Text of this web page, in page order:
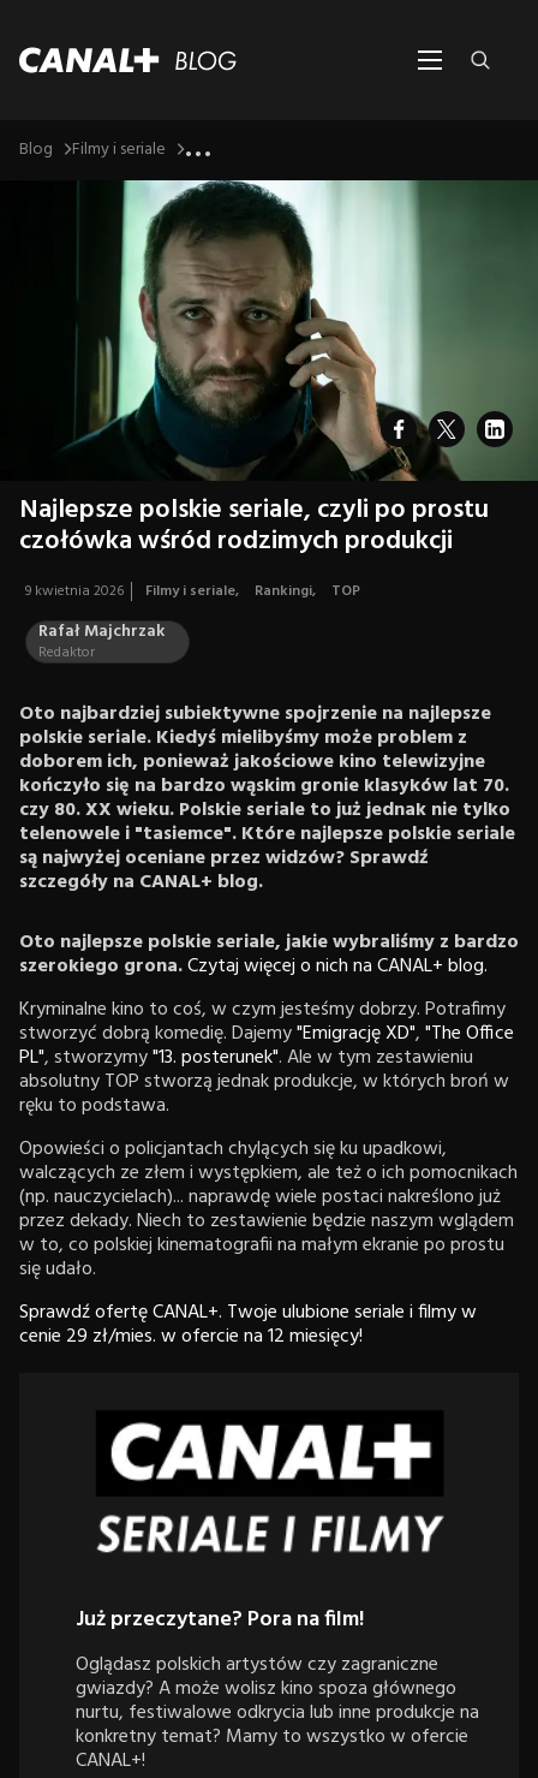
Blog Filmy i seriale ...
Najlepsze polskie seriale, czyli po prostu
czołówka wśród rodzimych produkcji
9 kwietnia 2026 Filmy i seriale, Rankingi, TOP
Rafał Majchrzak
Redaktor
Oto najbardziej subiektywne spojrzenie na najlepsze
polskie seriale. Kiedyś mielibyśmy może problem z
doborem ich, ponieważ jakościowe kino telewizyjne
kończyło się na bardzo wąskim gronie klasyków lat 70.
czy 80. XX wieku. Polskie seriale to już jednak nie tylko
telenowele i "tasiemce". Które najlepsze polskie seriale
są najwyżej oceniane przez widzów? Sprawdź
szczegóły na CANAL+ blog.
Oto najlepsze polskie seriale, jakie wybraliśmy z bardzo
szerokiego grona.Czytaj więcej o nich na CANAL+ blog.
Kryminalne kino to coś, w czym jesteśmy dobrzy. Potrafimy
stworzyć dobrą komedię. Dajemy"Emigrację XD","The Office
PL", stworzymy"13. posterunek". Ale w tym zestawieniu
absolutny TOP stworzą jednak produkcje, w których broń w
ręku to podstawa.
Opowieści o policjantach chylących się ku upadkowi,
walczących ze złem i występkiem, ale też o ich pomocnikach
(np. nauczycielach)... naprawdę wiele postaci nakreślono już
przez dekady. Niech to zestawienie będzie naszym wglądem
w to, co polskiej kinematografii na małym ekranie po prostu
się udało.
Sprawdź ofertę CANAL+. Twoje ulubione seriale i filmy w
cenie 29 zł/mies. w ofercie na 12 miesięcy!
Już przeczytane? Pora na film!
Oglądasz polskich artystów czy zagraniczne
gwiazdy? A może wolisz kino spoza głównego
nurtu, festiwalowe odkrycia lub inne produkcje na
konkretny temat? Mamy to wszystko w ofercie
CANAL+!